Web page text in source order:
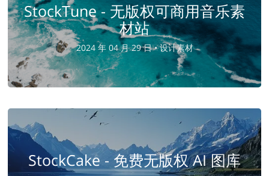
StockTune - 无版权可商用音乐素
材站
2024 年 04 月 29 日 •设计素材
StockCake - 免费无版权 AI 图库